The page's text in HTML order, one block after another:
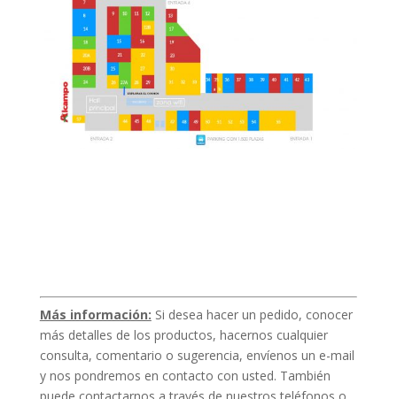
Más información: Si desea hacer un pedido, conocer
más detalles de los productos, hacernos cualquier
consulta, comentario o sugerencia, envíenos un e-mail
y nos pondremos en contacto con usted. También